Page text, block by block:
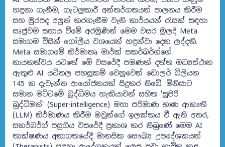
හඳුනා ගැනීම, ගැටලුකාරී අන්තර්ගතයන් පාලනය කිරීම
සහ මුරපද අලුත් කරගැනීම වැනි කාර්යයන් රැසක් සඳහා
සෘජුවම සහාය වීමේ අරමුණින් මෙම වසර මුලදී Meta
සමාගම විසින් ගෝලීය වශයෙන් හඳුන්වා දෙන ලද්දකි.
Meta සමාගමේ නිර්මාතෘ මාර්ක් සකර්බර්ග්ගේ
නායකත්වය යටතේ මේ වසරේදී පමණක් දත්ත මධ්‍යස්ථාන
ඇතුළු AI යටිතල පහසුකම් වෙනුවෙන් ඩොලර් බිලියන
145 ක දැවැන්ත ආයෝජනයක් සිදුකර තිබේ. මිනිසාට
සමාන මට්ටමේ බුද්ධිමය හැකියාවන් සහිත 'සුපිරි
බුද්ධිමත්' (Super-intelligence) මහා පරිමාණ භාෂා ආකෘති
(LLM) නිර්මාණය කිරීම ඔවුන්ගේ ඉලක්කය වී ඇති අතර,
සකර්බර්ග් පසුගිය වසරේදී ප්‍රකාශ කර තිබුණේ මෙම AI
තාක්ෂණය අනාගතයේදී මානසික සෞඛ්‍ය උපදේශකයන්